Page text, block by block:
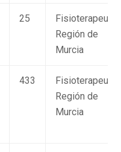
25
Región de
Murcia
433
Región de
Murcia